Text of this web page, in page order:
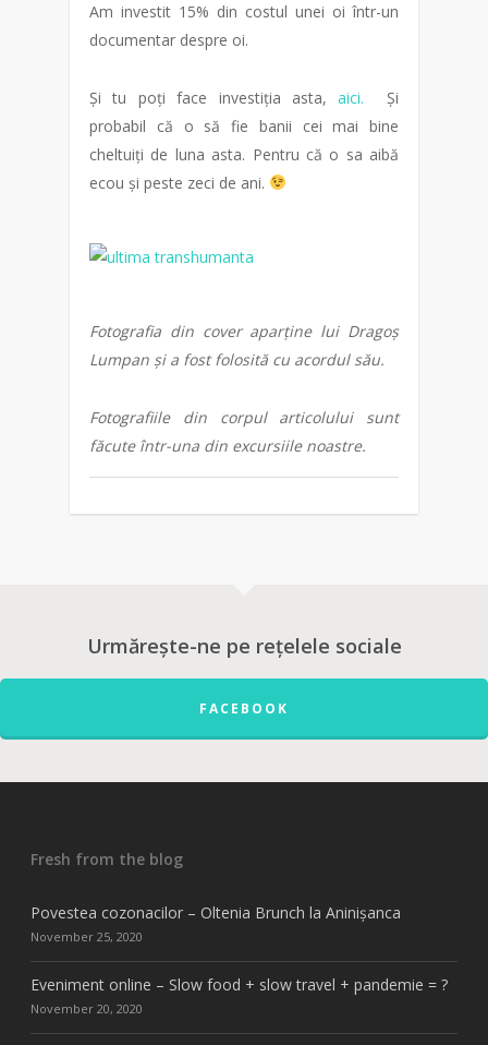
Am investit 15% din costul unei oi într-un
documentar despre oi.
Și tu poți face investiția asta,aici.
Și
probabil că o să fie banii cei mai bine
cheltuiți de luna asta. Pentru că o sa aibă
ecou și peste zeci de ani.
Fotografia din cover aparține lui Dragoș
Lumpan și a fost folosită cu acordul său.
Fotografiile din corpul articolului sunt
făcute într-una din excursiile noastre.
Urmărește-ne pe rețelele sociale
FACEBOOK
Fresh from the blog
Povestea cozonacilor – Oltenia Brunch la Aninișanca
November 25, 2020
Eveniment online – Slow food + slow travel + pandemie = ?
November 20, 2020